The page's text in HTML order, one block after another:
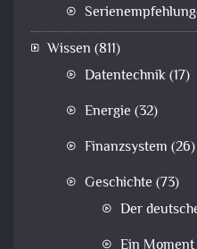
Wissen (811)
Datentechnik(17)
Energie (32)
Finanzsystem (26)
Geschichte (73)
Der